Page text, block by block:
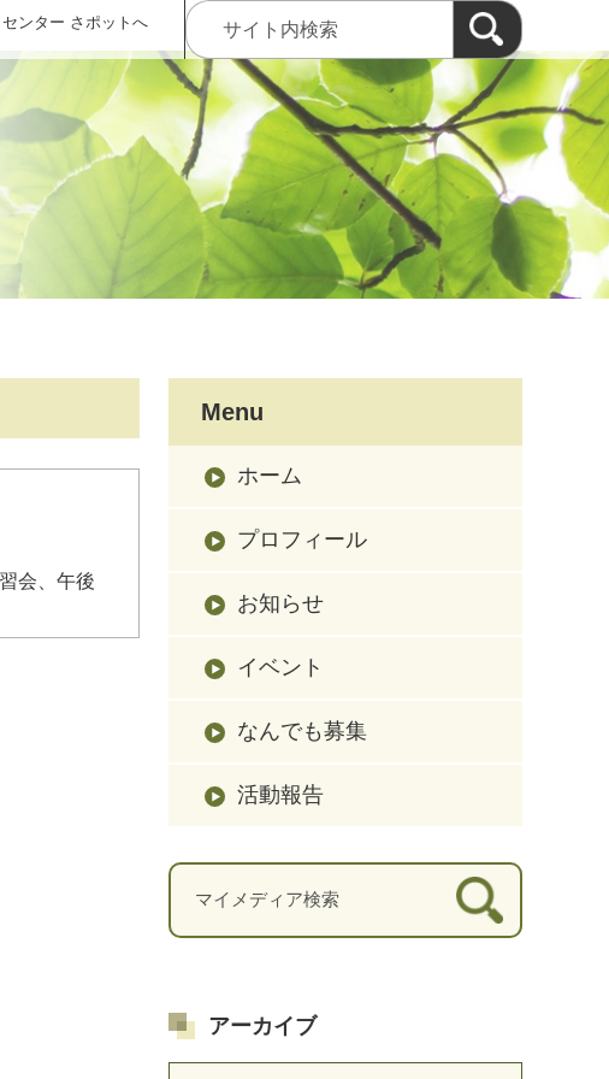
ンター さポットへ
会、午後
Menu
ホーム
プロフィール
お知らせ
イベント
なんでも募集
活動報告
アーカイブ